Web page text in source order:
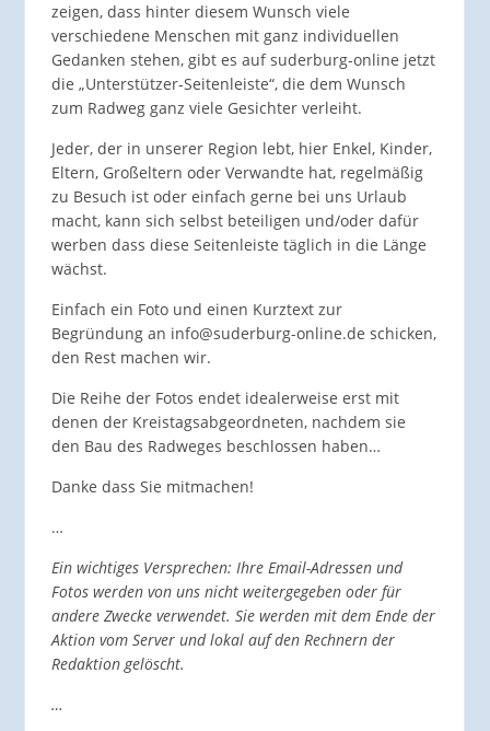
zeigen, dass hinter diesem Wunsch viele
verschiedene Menschen mit ganz individuellen
Gedanken stehen, gibt es auf suderburg-online jetzt
die „Unterstützer-Seitenleiste“, die dem Wunsch
zum Radweg ganz viele Gesichter verleiht.
Jeder, der in unserer Region lebt, hier Enkel, Kinder,
Eltern, Großeltern oder Verwandte hat, regelmäßig
zu Besuch ist oder einfach gerne bei uns Urlaub
macht, kann sich selbst beteiligen und/oder dafür
werben dass diese Seitenleiste täglich in die Länge
wächst.
Einfach ein Foto und einen Kurztext zur
Begründung an info@suderburg-online.de schicken,
den Rest machen wir.
Die Reihe der Fotos endet idealerweise erst mit
denen der Kreistagsabgeordneten, nachdem sie
den Bau des Radweges beschlossen haben…
Danke dass Sie mitmachen!
…
Ein wichtiges Versprechen: Ihre Email-Adressen und
Fotos werden von uns nicht weitergegeben oder für
andere Zwecke verwendet. Sie werden mit dem Ende der
Aktion vom Server und lokal auf den Rechnern der
Redaktion gelöscht.
…